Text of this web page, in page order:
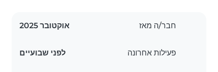
חבר/ה מאז אוקטובר 2025
פעילות אחרונה לפני שבועיים